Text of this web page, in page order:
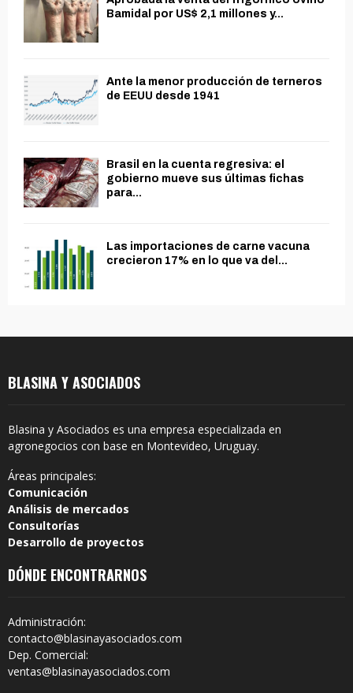
Bamidal por US$ 2,1 millones y...
Ante la menor producción de terneros
de EEUU desde 1941
Brasil en la cuenta regresiva: el
gobierno mueve sus últimas fichas
para...
Las importaciones de carne vacuna
crecieron 17% en lo que va del...
BLASINA Y ASOCIADOS
Blasina y Asociados es una empresa especializada en
agronegocios con base en Montevideo, Uruguay.
Áreas principales:
Comunicación
Análisis de mercados
Consultorías
Desarrollo de proyectos
DÓNDE ENCONTRARNOS
Administración:
contacto@blasinayasociados.com
Dep. Comercial:
ventas@blasinayasociados.com